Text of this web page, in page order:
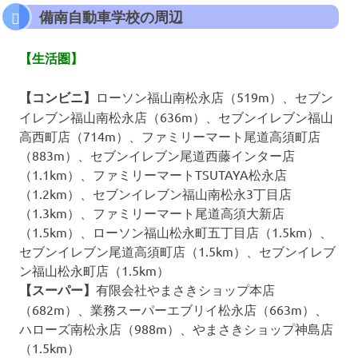
備南自動車学校の周辺
【生活圏】
【コンビニ】 ローソン福山南松永店（519m）、セブン
イレブン福山南松永店（636m）、セブンイレブン福山
高西町店（714m）、ファミリーマート尾道高須町店
（883m）、セブンイレブン尾道西藤インター店
（1.1km）、ファミリーマートTSUTAYA松永店
（1.2km）、セブンイレブン福山南松永3丁目店
（1.3km）、ファミリーマート尾道高須大新店
（1.5km）、ローソン福山松永町五丁目店（1.5km）、
セブンイレブン尾道高須町店（1.5km）、セブンイレブ
ン福山松永町店（1.5km）
【スーパー】 有限会社やまさきショップ本店
（682m）、業務スーパーエブリイ松永店（663m）、
ハローズ南松永店（988m）、やまさきショップ神島店
（1.5km）